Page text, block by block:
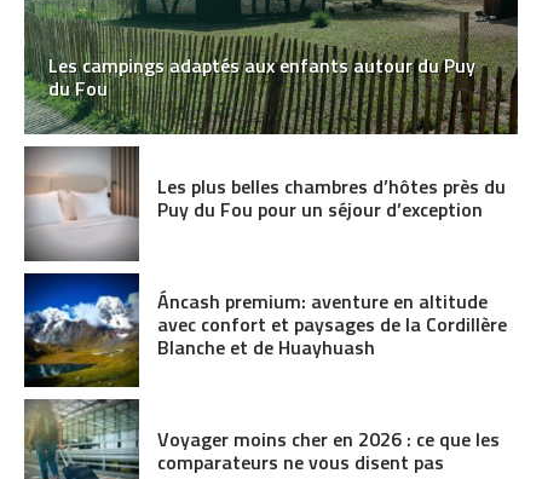
Les campings adaptés aux enfants autour du Puy
du Fou
Les plus belles chambres d’hôtes près du
Puy du Fou pour un séjour d’exception
Áncash premium: aventure en altitude
avec confort et paysages de la Cordillère
Blanche et de Huayhuash
Voyager moins cher en 2026 : ce que les
comparateurs ne vous disent pas